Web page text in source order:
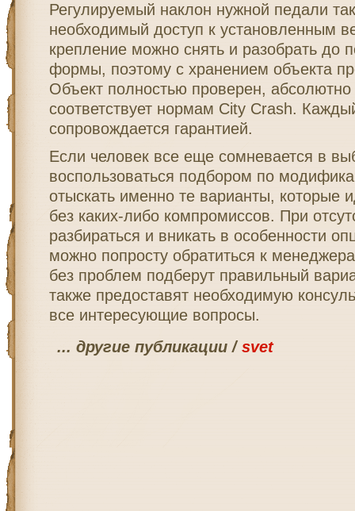
Регулируемый наклон нужной педали
необходимый доступ к установленным
крепление можно снять и разобрать до
формы, поэтому с хранением объекта
Объект полностью проверен, абсолютно
соответствует нормам City Crash.
сопровождается гарантией.
Если человек все еще сомневается в
воспользоваться подбором по
отыскать именно те варианты, которые
без каких-либо компромиссов. При
разбираться и вникать в особенности
можно попросту обратиться к
без проблем подберут правильный
также предоставят необходимую
все интересующие вопросы.
... другие публикации / svet